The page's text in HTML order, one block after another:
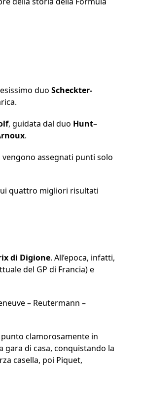
duo Scheckter-
, guidata dal duo Hunt–
.
assegnati punti solo
quattro migliori risultati
di Digione. All’epoca, infatti,
del GP di Francia) e
– Reutermann –
clamorosamente in
di casa, conquistando la
casella, poi Piquet,